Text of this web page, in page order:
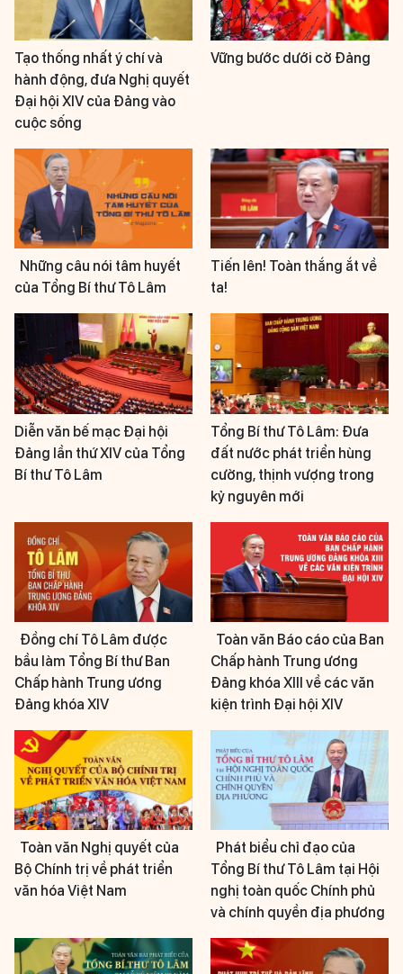
Tạo thống nhất ý chí và
hành động, đưa Nghị quyết
Đại hội XIV của Đảng vào
cuộc sống
Vững bước dưới cờ Đảng
Những câu nói tâm huyết
của Tổng Bí thư Tô Lâm
Tiến lên! Toàn thắng ắt về
ta!
Diễn văn bế mạc Đại hội
Đảng lần thứ XIV của Tổng
Bí thư Tô Lâm
Tổng Bí thư Tô Lâm: Đưa
đất nước phát triển hùng
cường, thịnh vượng trong
kỷ nguyên mới
Đồng chí Tô Lâm được
bầu làm Tổng Bí thư Ban
Chấp hành Trung ương
Đảng khóa XIV
Toàn văn Báo cáo của Ban
Chấp hành Trung ương
Đảng khóa XIII về các văn
kiện trình Đại hội XIV
Toàn văn Nghị quyết của
Bộ Chính trị về phát triển
văn hóa Việt Nam
Phát biểu chỉ đạo của
Tổng Bí thư Tô Lâm tại Hội
nghị toàn quốc Chính phủ
và chính quyền địa phương